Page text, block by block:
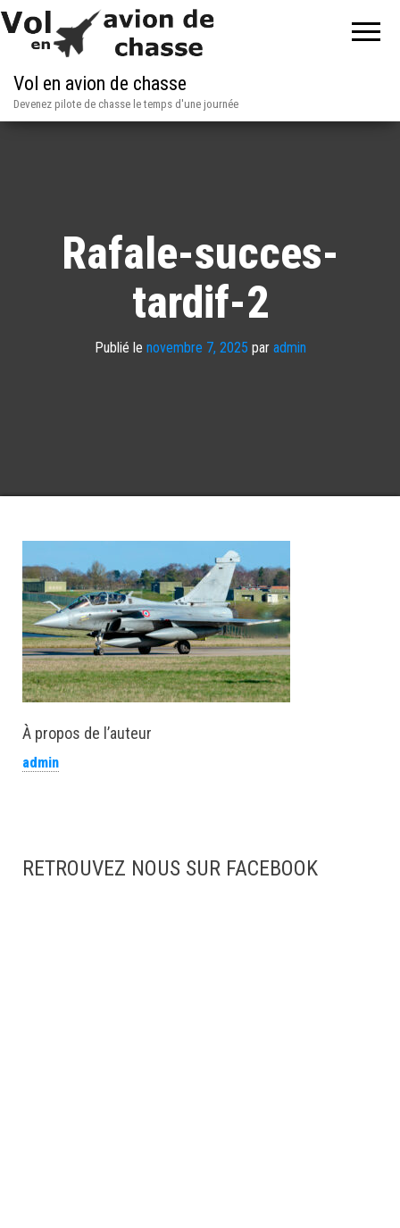
Vol en avion de chasse
Devenez pilote de chasse le temps d'une journée
Rafale-succes-
tardif-2
Publié le novembre 7, 2025 par admin
À propos de l’auteur
admin
RETROUVEZ NOUS SUR FACEBOOK